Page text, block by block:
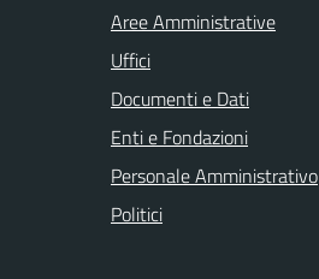
Aree Amministrative
Uffici
Documenti e Dati
Enti e Fondazioni
Personale Amministrativo
Politici